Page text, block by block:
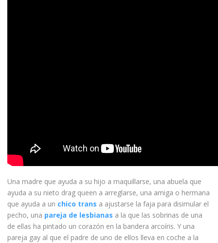
Una madre que ayuda a su hijo a maquillarse, una abuela que
ayuda a su nieto drag queen a arreglarse, una amiga o hermana
que ayuda a un chico trans a ajustarse la faja para disimular el
pecho, una pareja de lesbianas a la que las sobrinas de una
de ellas ha pintado un corazón en la bandera arcoíris. Y una
pareja gay al que el padre de uno de ellos lleva en coche a la